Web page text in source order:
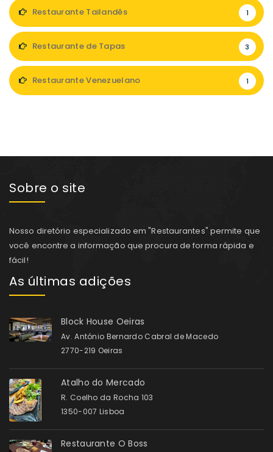
Restaurante Tailandês 1
Restaurante de Tapas 3
Restaurante Venezuelano 1
Sobre o site
Nosso diretório especializado em "Restaurantes" permite que
você encontre a informação que procura de forma rápida e
fácil!
As últimas adições
Block House Oeiras
Av. António Bernardo Cabral de Macedo
2770-219 Oeiras
Atalho do Mercado
R. Coelho da Rocha 103
1350-007 Lisboa
Restaurante O Boss